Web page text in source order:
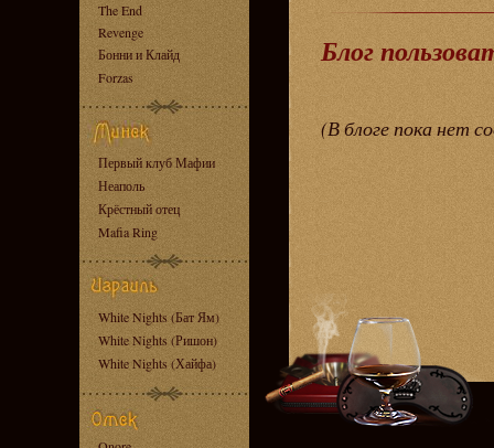
The End
Revenge
Бонни и Клайд
Forzas
Первый клуб Мафии
Неаполь
Крёстный отец
Mafia Ring
White Nights (Бат Ям)
White Nights (Ришон)
White Nights (Хайфа)
Блог
(В блоге пока нет